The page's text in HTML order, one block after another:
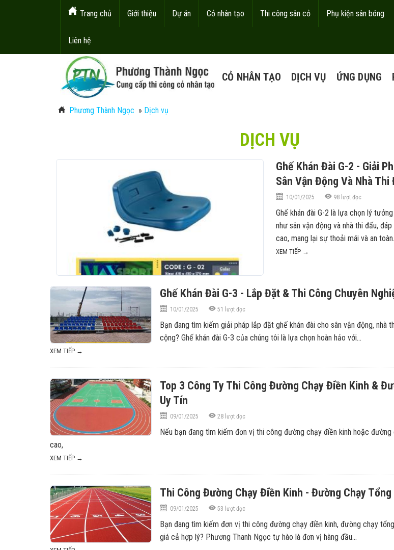
Trang chủ Giới thiệu Dự án Cỏ nhân tạo Thi công sân cỏ Phụ kiện sân bóng
Liên hệ
CỎ NHÂN TẠO DỊCH VỤ ỨNG DỤNG
Phương Thành Ngọc » Dịch vụ
DỊCH VỤ
Ghế Khán Đài G-2 - Giải
Sân Vận Động Và Nhà Thi
10/01/2025 98lượt đọc
Ghế khán đài G-2 là lựa chọn lý
như sân vận động và nhà thi đấu,
cao, mang lại sự thoải mái và an
XEM TIẾP →
Ghế Khán Đài G-3 - Lắp Đặt & Thi Công Chuyên
10/01/2025 51 lượt đọc
Bạn đang tìm kiếm giải pháp lắp đặt ghế khán đài cho sân vận động, nhà
cộng? Ghế khán đài G-3 của chúng tôi là lựa chọn hoàn hảo với...
XEM TIẾP →
Top 3 Công Ty Thi Công Đường Chạy Điền Kinh &
Uy Tín
09/01/2025 28 lượt đọc
Nếu bạn đang tìm kiếm đơn vị thi công đường chạy điền kinh hoặc
cao,
XEM TIẾP →
Thi Công Đường Chạy Điền Kinh - Đường Chạy Tổng
09/01/2025 53 lượt đọc
Bạn đang tìm kiếm đơn vị thi công đường chạy điền kinh, đường chạy
giá cả hợp lý? Phương Thanh Ngọc tự hào là đơn vị hàng đầu...